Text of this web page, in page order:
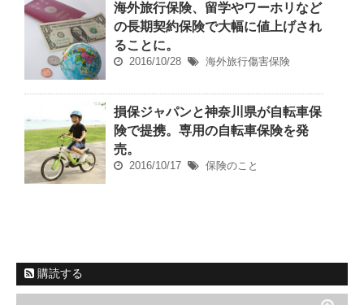
海外旅行保険、留学やワーホリなど
の長期契約保険で大幅に値上げされ
ることに。
2016/10/28 海外旅行傷害保険
損保ジャパンと神奈川県が自転車保
険で提携。専用の自転車保険を発
売。
2016/10/17 保険のこと
購読する